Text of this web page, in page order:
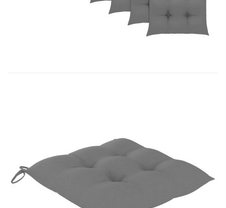
Ширина на седалката: 45 см
Дълбочина на седалката: 37 см
Доставката съдържа:
8 x Градински стола
Максимално 110 кг на седалка.